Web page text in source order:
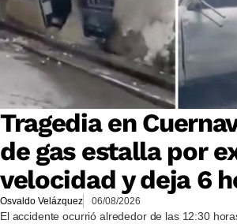
Tragedia en
de gas estalla por
velocidad y deja 6
Osvaldo Velázquez 06/08/2026
El accidente ocurrió alrededor de las 12:30